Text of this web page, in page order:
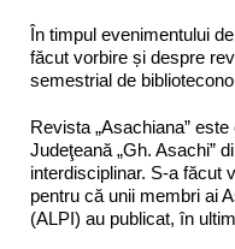
În timpul evenimentului
făcut vorbire și despre
semestrial de
Revista „Asachiana”
Judeţeană „Gh. Asachi”
interdisciplinar. S-a făcut
pentru că unii membri ai
(ALPI) au publicat, în